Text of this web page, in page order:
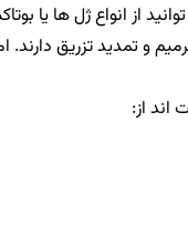
از انواع ژل ها یا
و تمدید تزریق
اند از: